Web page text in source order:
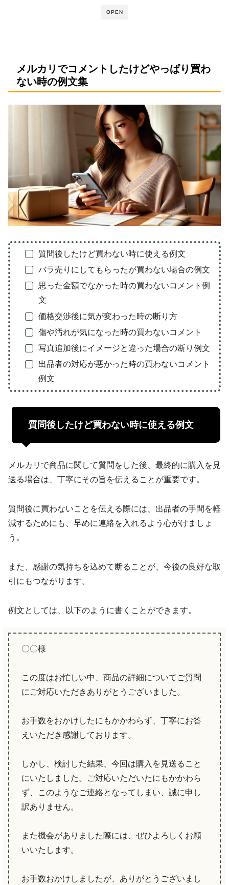
OPEN
メルカリでコメントしたけどやっぱり買わ
ない時の例文集
質問後したけど買わない時に使える例文
バラ売りにしてもらったが買わない場合の例文
思った金額でなかった時の買わないコメント例
文
価格交渉後に気が変わった時の断り方
傷や汚れが気になった時の買わないコメント
写真追加後にイメージと違った場合の断り例文
出品者の対応が悪かった時の買わないコメント
例文
質問後したけど買わない時に使える例文
メルカリで商品に関して質問をした後、最終的に購入を見
送る場合は、丁寧にその旨を伝えることが重要です。
質問後に買わないことを伝える際には、出品者の手間を軽
減するためにも、早めに連絡を入れるよう心がけましょ
う。
また、感謝の気持ちを込めて断ることが、今後の良好な取
引にもつながります。
例文としては、以下のように書くことができます。
〇〇様
この度はお忙しい中、商品の詳細についてご質問
にご対応いただきありがとうございました。
お手数をおかけしたにもかかわらず、丁寧にお答
えいただき感謝しております。
しかし、検討した結果、今回は購入を見送ること
にいたしました。ご対応いただいたにもかかわら
ず、このようなご連絡となってしまい、誠に申し
訳ありません。
また機会がありました際には、ぜひよろしくお願
いいたします。
お手数おかけしましたが、ありがとうございまし